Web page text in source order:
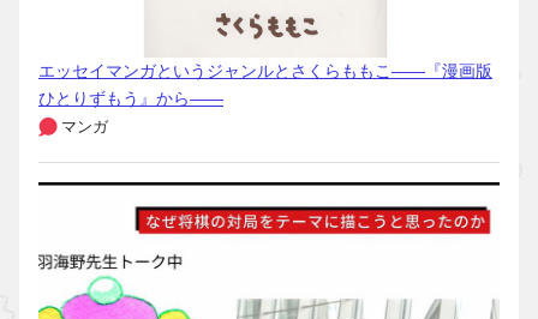
エッセイマンガというジャンルとさくらももこ――『漫画版
ひとりずもう』から――
マンガ